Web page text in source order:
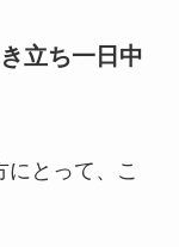
立ち一日中
にとって、こ